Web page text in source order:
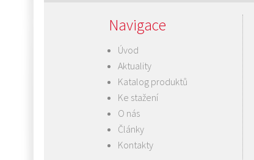
Navigace
Úvod
Aktuality
Katalog produktů
Ke stažení
O nás
Články
Kontakty